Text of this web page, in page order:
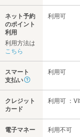
ネット予約
のポイント
利用
利用方法は
こちら
利用可
スマート
支払い
利用可
クレジット
カード
利用可 ：
電子マネー 利用不可